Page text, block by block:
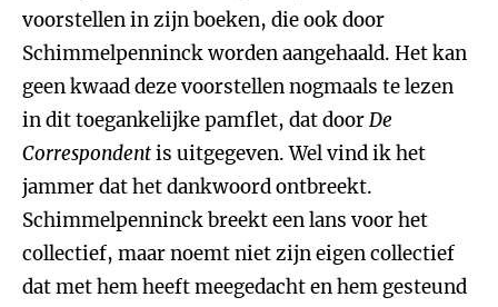
voorstellen in zijn boeken, die ook door
Schimmelpenninck worden aangehaald. Het kan
geen kwaad deze voorstellen nogmaals te lezen
in dit toegankelijke pamflet, dat doorDe
Correspondentis uitgegeven. Wel vind ik het
jammer dat het dankwoord ontbreekt.
Schimmelpenninck breekt een lans voor het
collectief, maar noemt niet zijn eigen collectief
dat met hem heeft meegedacht en hem gesteund